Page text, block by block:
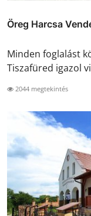
Öreg Harcsa
Minden foglalást
Tiszafüred igazol
2044 megtekintés